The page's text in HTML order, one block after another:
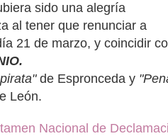
sido una alegría
al tener que renunciar a
21 de marzo, y coincidir
de Espronceda y
León.
Nacional de